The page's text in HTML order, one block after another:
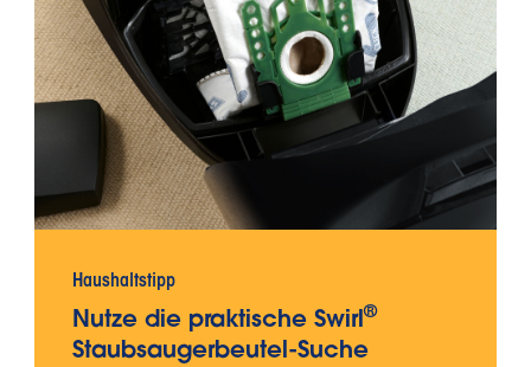
Haushaltstipp
Nutze die praktische Swirl ®
Staubsaugerbeutel-Suche